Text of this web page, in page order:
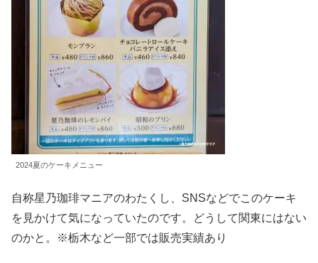
2024夏のケーキメニュー
自称星乃珈琲マニアのわたくし、SNSなどでこのケーキ
を見かけて気になっていたのです。どうして関東にはない
のかと。※栃木など一部では販売実績あり